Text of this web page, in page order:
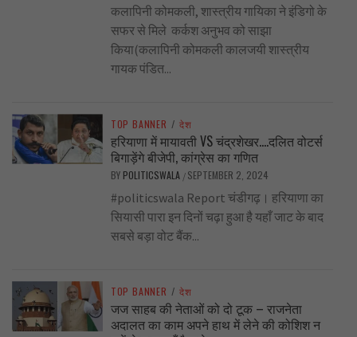
कलापिनी कोमकली, शास्त्रीय गायिका ने इंडिगो के
सफर से मिले कर्कश अनुभव को साझा
किया(कलापिनी कोमकली कालजयी शास्त्रीय
गायक पंडित...
TOP BANNER / देश
हरियाणा में मायावती VS चंद्रशेखर….दलित वोटर्स
बिगाड़ेंगे बीजेपी, कांग्रेस का गणित
BY POLITICSWALA / SEPTEMBER 2, 2024
#politicswala Report चंडीगढ़। हरियाणा का
सियासी पारा इन दिनों चढ़ा हुआ है यहाँ जाट के बाद
सबसे बड़ा वोट बैंक...
TOP BANNER / देश
जज साहब की नेताओं को दो टूक – राजनेता
अदालत का काम अपने हाथ में लेने की कोशिश न